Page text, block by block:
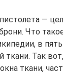
—
Что
в
Так
ткани,